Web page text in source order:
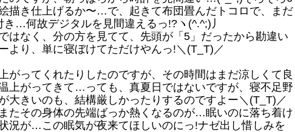
描き仕上げるか〜…で、起きて布団畳んだトコロで、まだ
…何故デジタルを見間違えるっ!?ヽ(^.^;)丿
なく、分の方を見てて、先頭が「5」だったから勘違い
より、単に寝ぼけてただけやんっ!＼(T_T)／
がってくれたりしたのですが、その時間はまだ涼しくて良
上がってきて…っても、真夏日ではないですが、寝不足野
大きいのも、結構厳しかったりするのですよー＼(T_T)／
たその身体の先端ばっか熱くなるのが…眠いのに落ち着け
況が…この眠気が夜来てほしいのにっ!ナゼ出し惜しみを